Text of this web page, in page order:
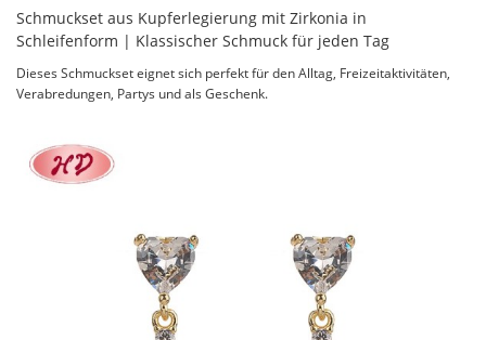
Schmuckset aus Kupferlegierung mit Zirkonia in
Schleifenform | Klassischer Schmuck für jeden Tag
Dieses Schmuckset eignet sich perfekt für den Alltag, Freizeitaktivitäten,
Verabredungen, Partys und als Geschenk.